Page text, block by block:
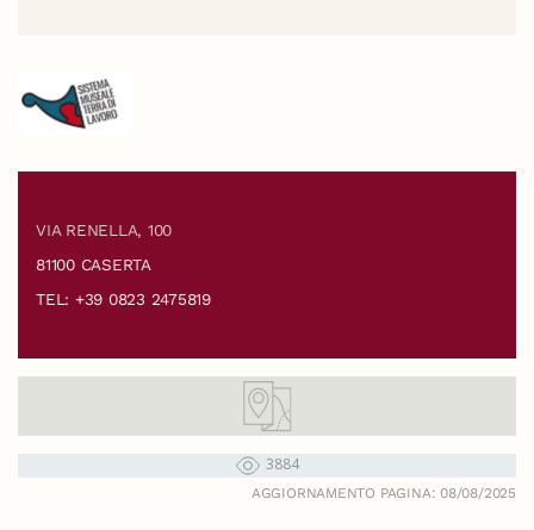
VIA RENELLA, 100
81100 CASERTA
TEL: +39 0823 2475819
3884
AGGIORNAMENTO PAGINA: 08/08/2025